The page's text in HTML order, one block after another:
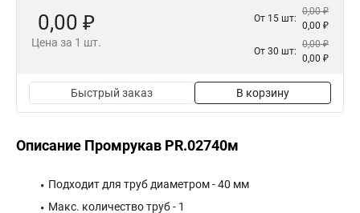
0,00 ₽
Цена за 1 шт.
От 15 шт:
0,00 ₽
0,00 ₽
От 30 шт:
0,00 ₽
0,00 ₽
Быстрый заказ В корзину
Описание Промрукав PR.02740м
Подходит для труб диаметром - 40 мм
Макс. количество труб - 1